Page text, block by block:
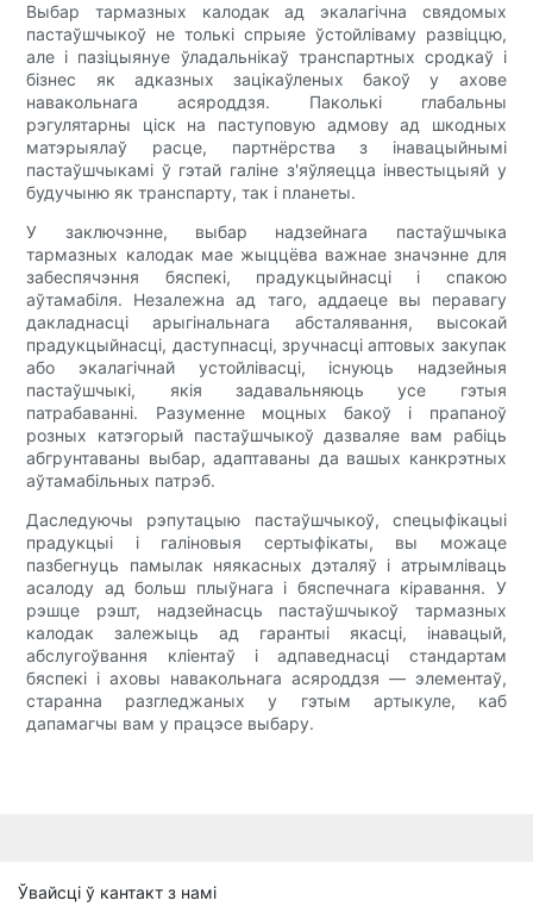
Выбар тармазных калодак ад экалагічна свядомых
пастаўшчыкоў не толькі спрыяе ўстойліваму развіццю,
але і пазіцыянуе ўладальнікаў транспартных сродкаў і
бізнес як адказных зацікаўленых бакоў у ахове
навакольнага асяроддзя. Паколькі глабальны
рэгулятарны ціск на паступовую адмову ад шкодных
матэрыялаў расце, партнёрства з інавацыйнымі
пастаўшчыкамі ў гэтай галіне з'яўляецца інвестыцыяй у
будучыню як транспарту, так і планеты.
У заключэнне, выбар надзейнага пастаўшчыка
тармазных калодак мае жыццёва важнае значэнне для
забеспячэння бяспекі, прадукцыйнасці і спакою
аўтамабіля. Незалежна ад таго, аддаеце вы перавагу
дакладнасці арыгінальнага абсталявання, высокай
прадукцыйнасці, даступнасці, зручнасці аптовых закупак
або экалагічнай устойлівасці, існуюць надзейныя
пастаўшчыкі, якія задавальняюць усе гэтыя
патрабаванні. Разуменне моцных бакоў і прапаноў
розных катэгорый пастаўшчыкоў дазваляе вам рабіць
абгрунтаваны выбар, адаптаваны да вашых канкрэтных
аўтамабільных патрэб.
Даследуючы рэпутацыю пастаўшчыкоў, спецыфікацыі
прадукцыі і галіновыя сертыфікаты, вы можаце
пазбегнуць памылак няякасных дэталяў і атрымліваць
асалоду ад больш плыўнага і бяспечнага кіравання. У
рэшце рэшт, надзейнасць пастаўшчыкоў тармазных
калодак залежыць ад гарантыі якасці, інавацый,
абслугоўвання кліентаў і адпаведнасці стандартам
бяспекі і аховы навакольнага асяроддзя — элементаў,
старанна разгледжаных у гэтым артыкуле, каб
дапамагчы вам у працэсе выбару.
Ўвайсці ў кантакт з намі